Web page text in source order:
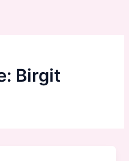
Birgit